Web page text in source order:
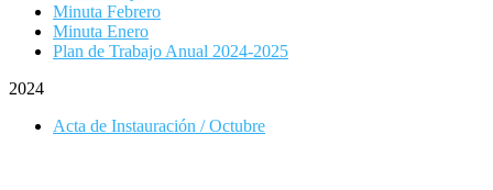
Minuta Febrero
Minuta Enero
Plan de Trabajo Anual 2024-2025
2024
Acta de Instauración / Octubre